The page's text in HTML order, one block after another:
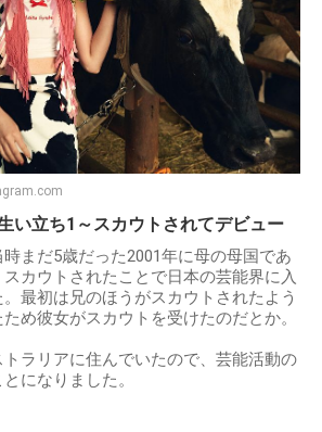
い立ち1～スカウトされてデビュー
まだ5歳だった2001年に母の母国であ
カウトされたことで日本の芸能界に入
最初は兄のほうがスカウトされたよう
め彼女がスカウトを受けたのだとか。
トラリアに住んでいたので、芸能活動の
になりました。